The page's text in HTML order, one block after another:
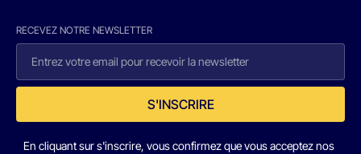
RECEVEZ NOTRE NEWSLETTER
S'INSCRIRE
En cliquant sur s'inscrire, vous confirmez que vous acceptez nos